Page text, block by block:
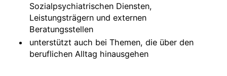
Sozialpsychiatrischen Diensten,
Leistungsträgern und externen
Beratungsstellen
unterstützt auch bei Themen, die über den
beruflichen Alltag hinausgehen